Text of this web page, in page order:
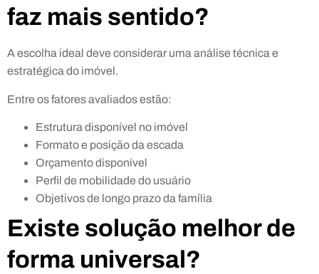
faz mais sentido?
A escolha ideal deve considerar uma análise técnica e
estratégica do imóvel.
Entre os fatores avaliados estão:
Estrutura disponível no imóvel
Formato e posição da escada
Orçamento disponível
Perfil de mobilidade do usuário
Objetivos de longo prazo da família
Existe solução melhor de
forma universal?